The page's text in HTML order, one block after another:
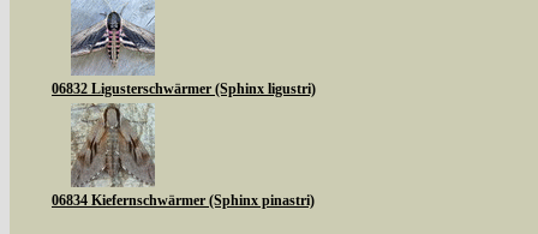
06832 Ligusterschwärmer (Sphinx ligustri)
06834 Kiefernschwärmer (Sphinx pinastri)